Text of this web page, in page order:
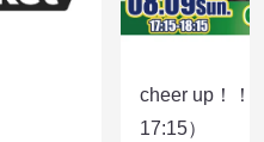
cheer up！
17:15）